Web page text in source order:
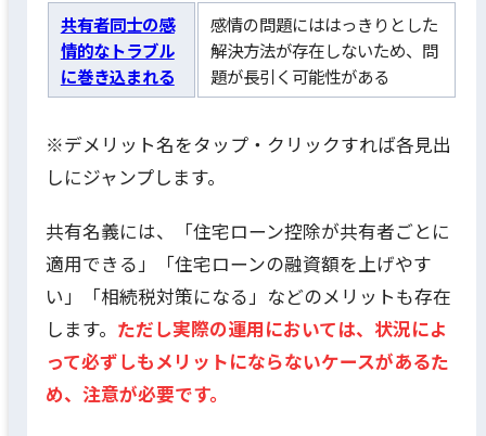
共有者同士の感
情的なトラブル
に巻き込まれる
感情の問題にははっきりとした
解決方法が存在しないため、問
題が長引く可能性がある
※デメリット名をタップ・クリックすれば各見出
しにジャンプします。
共有名義には、「住宅ローン控除が共有者ごとに
適用できる」「住宅ローンの融資額を上げやす
い」「相続税対策になる」などのメリットも存在
します。 ただし実際の運用においては、状況によ
って必ずしもメリットにならないケースがあるた
め、注意が必要です。